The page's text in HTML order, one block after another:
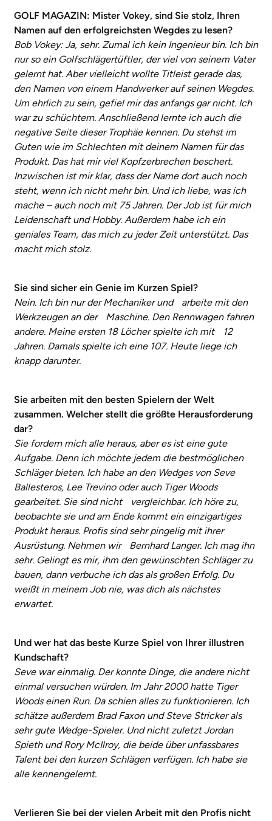
GOLF MAGAZIN: Mister Vokey, sind Sie stolz, Ihren
Namen auf den erfolgreichsten Wegdes zu lesen?
Bob Vokey: Ja, sehr. Zumal ich kein Ingenieur bin. Ich bin
nur so ein Golfschlägertüftler, der viel von seinem Vater
gelernt hat. Aber vielleicht wollte Titleist gerade das,
den Namen von einem Handwerker auf seinen Wegdes.
Um ehrlich zu sein, gefiel mir das anfangs gar nicht. Ich
war zu schüchtern. Anschließend lernte ich auch die
negative Seite dieser Trophäe kennen. Du stehst im
Guten wie im Schlechten mit deinem Namen für das
Produkt. Das hat mir viel Kopfzerbrechen beschert.
Inzwischen ist mir klar, dass der Name dort auch noch
steht, wenn ich nicht mehr bin. Und ich liebe, was ich
mache – auch noch mit 75 Jahren. Der Job ist für mich
Leidenschaft und Hobby. Außerdem habe ich ein
geniales Team, das mich zu jeder Zeit unterstützt. Das
macht mich stolz.
Sie sind sicher ein Genie im Kurzen Spiel?
Nein. Ich bin nur der Mechaniker und arbeite mit den
Werkzeugen an der Maschine. Den Rennwagen fahren
andere. Meine ersten 18 Löcher spielte ich mit 12
Jahren. Damals spielte ich eine 107. Heute liege ich
knapp darunter.
Sie arbeiten mit den besten Spielern der Welt
zusammen. Welcher stellt die größte Herausforderung
dar?
Sie fordern mich alle heraus, aber es ist eine gute
Aufgabe. Denn ich möchte jedem die bestmöglichen
Schläger bieten. Ich habe an den Wedges von Seve
Ballesteros, Lee Trevino oder auch Tiger Woods
gearbeitet. Sie sind nicht vergleichbar. Ich höre zu,
beobachte sie und am Ende kommt ein einzigartiges
Produkt heraus. Profis sind sehr pingelig mit ihrer
Ausrüstung. Nehmen wir Bernhard Langer. Ich mag ihn
sehr. Gelingt es mir, ihm den gewünschten Schläger zu
bauen, dann verbuche ich das als großen Erfolg. Du
weißt in meinem Job nie, was dich als nächstes
erwartet.
Und wer hat das beste Kurze Spiel von Ihrer illustren
Kundschaft?
Seve war einmalig. Der konnte Dinge, die andere nicht
einmal versuchen würden. Im Jahr 2000 hatte Tiger
Woods einen Run. Da schien alles zu funktionieren. Ich
schätze außerdem Brad Faxon und Steve Stricker als
sehr gute Wedge-Spieler. Und nicht zuletzt Jordan
Spieth und Rory McIlroy, die beide über unfassbares
Talent bei den kurzen Schlägen verfügen. Ich habe sie
alle kennengelernt.
Verlieren Sie bei der vielen Arbeit mit den Profis nicht